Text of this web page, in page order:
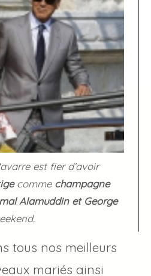
est fier d’avoir
commechampagne
Alamuddin et George
tous nos meilleurs
mariés ainsi